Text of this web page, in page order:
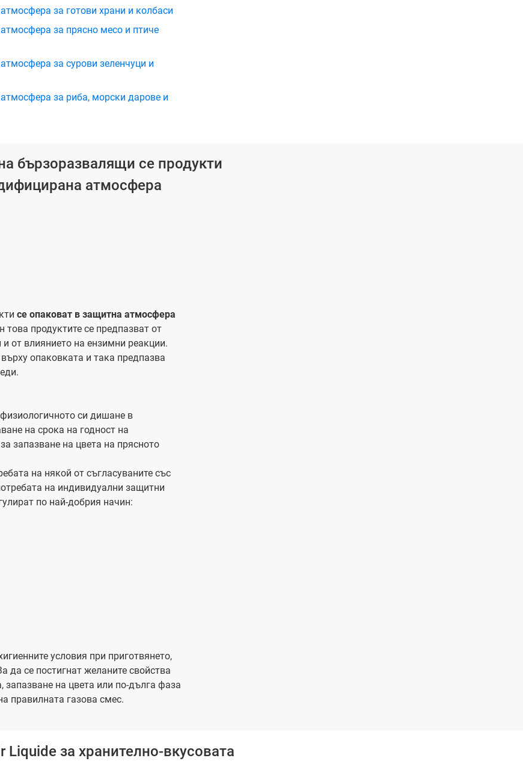
за готови храни и колбаси
за прясно месо и птиче
за сурови зеленчуци и
за риба, морски дарове и
бързоразвалящи се продукти
атмосфера
се опаковат в защитна атмосфера
продуктите се предпазват от
от влиянието на ензимни реакции.
опаковката и така предпазва
си дишане в
на срока на годност на
запазване на цвета на прясното
на някой от съгласуваните със
на индивидуални защитни
по най-добрия начин:
условия при приготвянето,
да се постигнат желаните свойства
запазване на цвета или по-дълга фаза
правилната газова смес.
за хранително-вкусовата